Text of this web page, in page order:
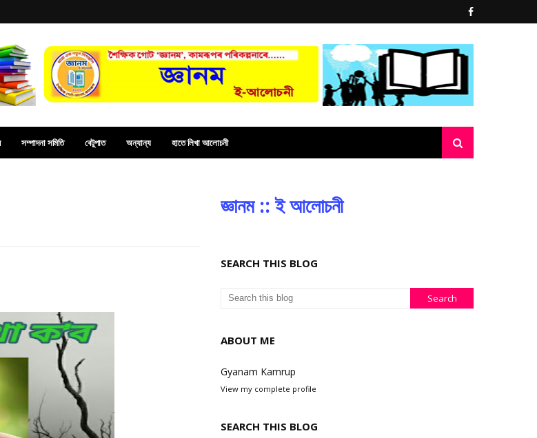
সম্পাদনা সমিতি বেটুপাত অন্যান্য হাতে লিখা আলোচনী
জ্ঞানম :: ই আলোচনী
SEARCH THIS BLOG
ABOUT ME
Gyanam Kamrup
View my complete profile
SEARCH THIS BLOG